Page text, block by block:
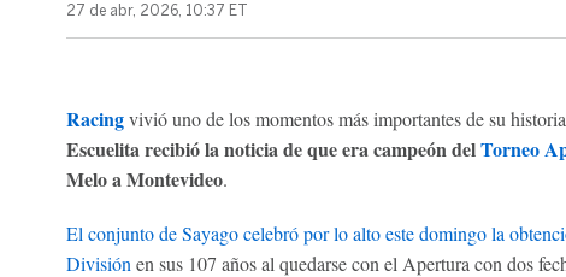
27 de abr, 2026, 10:37 ET
Racing vivió uno de los momentos más importantes de su
Escuelita recibió la noticia de que era campeón delTorneo
Melo a Montevideo.
El conjunto de Sayago celebró por lo alto este domingo la
División en sus 107 años al quedarse con el Apertura con dos